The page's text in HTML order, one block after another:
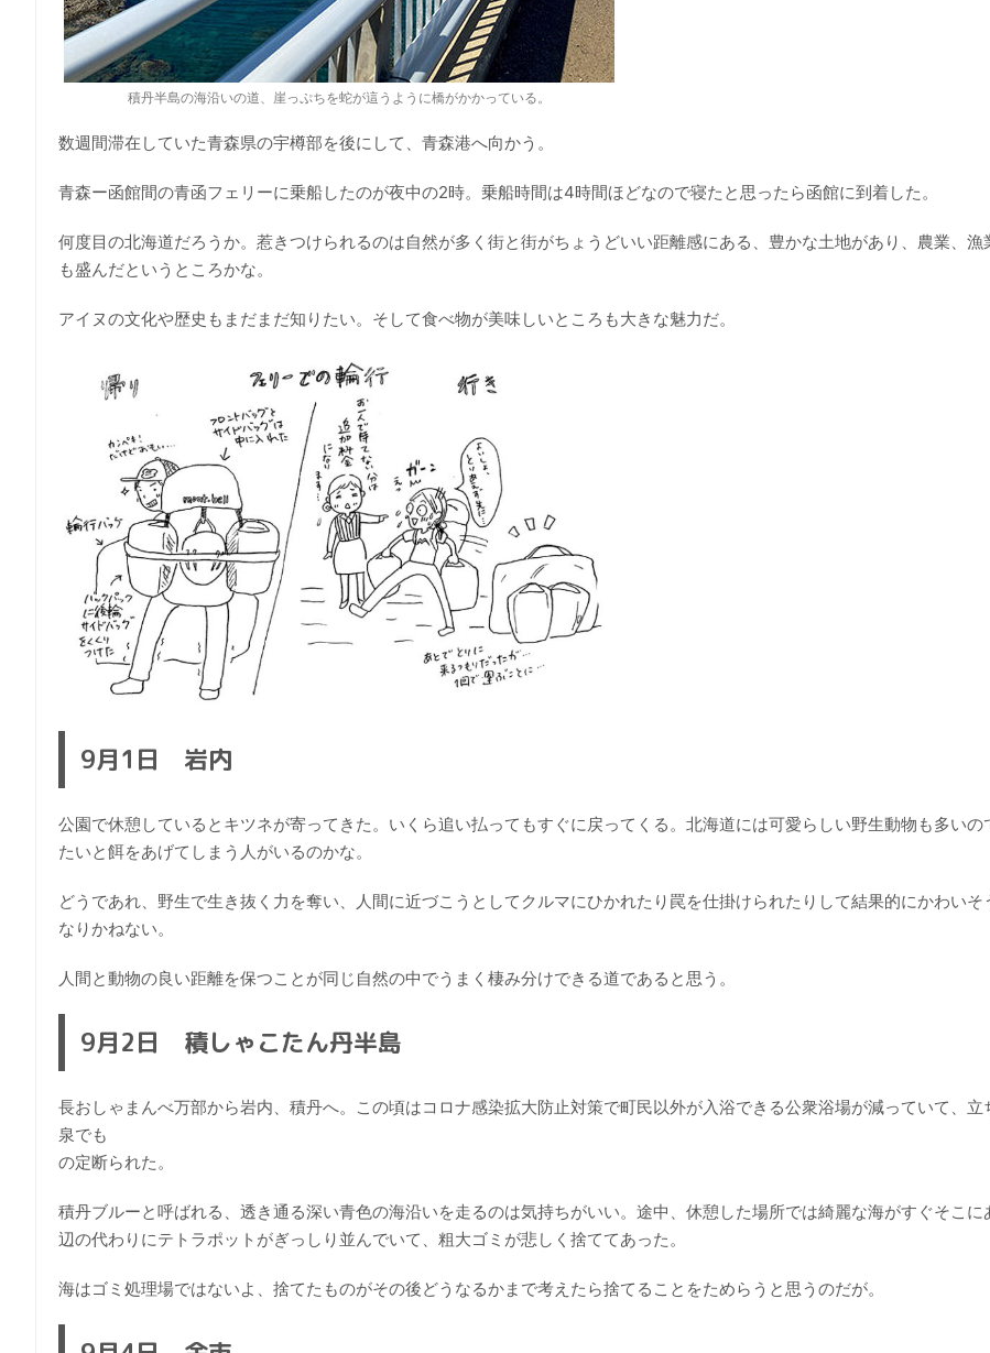
積丹半島の海沿いの道、崖っぷちを蛇が這うように橋がかかっている。
数週間滞在していた青森県の宇樽部を後にして、青森港へ向かう。
青森ー函館間の青函フェリーに乗船したのが夜中の2時。乗船時間は4時間ほどなので寝たと思ったら函館に到着した。
何度目の北海道だろうか。惹きつけられるのは自然が多く街と街がちょうどいい距離感にある、豊かな土地があり、農業、漁
も盛んだというところかな。
アイヌの文化や歴史もまだまだ知りたい。そして食べ物が美味しいところも大きな魅力だ。
9月1日 岩内
公園で休憩しているとキツネが寄ってきた。いくら追い払ってもすぐに戻ってくる。北海道には可愛らしい野生動物も多いの
たいと餌をあげてしまう人がいるのかな。
どうであれ、野生で生き抜く力を奪い、人間に近づこうとしてクルマにひかれたり罠を仕掛けられたりして結果的にかわいそ
なりかねない。
人間と動物の良い距離を保つことが同じ自然の中でうまく棲み分けできる道であると思う。
9月2日 積しゃこたん丹半島
長おしゃまんべ万部から岩内、積丹へ。この頃はコロナ感染拡大防止対策で町民以外が入浴できる公衆浴場が減っていて、立
泉でも
の定断られた。
積丹ブルーと呼ばれる、透き通る深い青色の海沿いを走るのは気持ちがいい。途中、休憩した場所では綺麗な海がすぐそこに
辺の代わりにテトラポットがぎっしり並んでいて、粗大ゴミが悲しく捨ててあった。
海はゴミ処理場ではないよ、捨てたものがその後どうなるかまで考えたら捨てることをためらうと思うのだが。